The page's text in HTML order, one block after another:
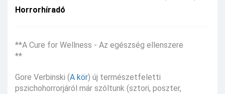
Horrorhíradó
**A Cure for Wellness - Az egészség ellenszere
**
Gore Verbinski (A kör) új természetfeletti
pszichohorrorjáról már szóltunk (sztori, poszter,